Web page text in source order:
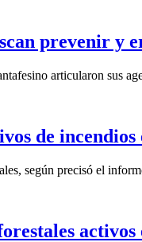
prevenir
articularon sus
de
según precisó el
activos